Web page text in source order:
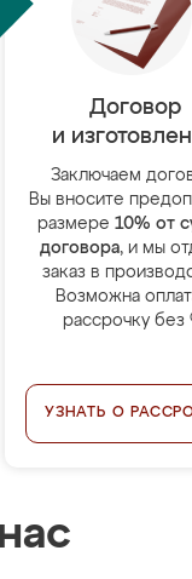
Договор
и
Заключаем
Вы вносите
размере 10% от
договора, и мы
заказ в
Возможна
рассрочку без
УЗНАТЬ О